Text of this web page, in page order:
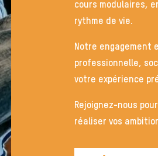
cours modulaires,
rythme de vie.
Notre
professionnelle,
votre expérience
Rejoignez-nous
réaliser vos